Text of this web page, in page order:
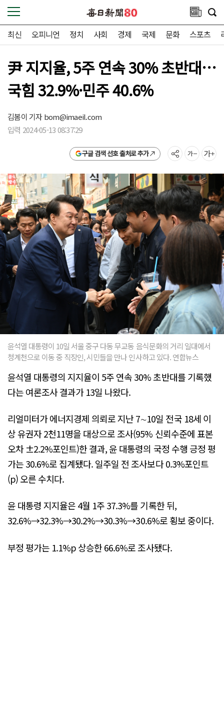
최신 오피니언 정치 사회 경제 국제 문화 스포츠
尹 지지율, 5주 연속 30% 초반대…
국힘 32.9%·민주 40.6%
김봄이 기자bom@imaeil.com
입력 2024-05-13 08:37:29
구글 검색 선호 출처로 추가
윤석열 대통령이 10일 서울 중구 다동 무교동 음식문화의 거리 일대에서
청계천으로 이동 중 직장인, 시민들을 만나 인사하고 있다. 연합뉴스
윤석열 대통령의 지지율이 5주 연속 30% 초반대를 기록했
다는 여론조사 결과가 13일 나왔다.
리얼미터가 에너지경제 의뢰로 지난 7∼10일 전국 18세 이
상 유권자 2천11명을 대상으로 조사(95% 신뢰수준에 표본
오차 ±2.2%포인트)한 결과, 윤 대통령의 국정 수행 긍정 평
가는 30.6%로 집계됐다. 일주일 전 조사보다 0.3%포인트
(p) 오른 수치다.
윤 대통령 지지율은 4월 1주 37.3%를 기록한 뒤,
32.6%→32.3%→30.2%→30.3%→30.6%로 횡보 중이다.
부정 평가는 1.1%p 상승한 66.6%로 조사됐다.